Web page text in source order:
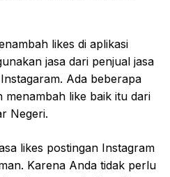
likes di aplikasi
jasa dari penjual jasa
Ada beberapa
menambah like baik itu dari
Negeri.
likes postingan Instagram
Karena Anda tidak perlu